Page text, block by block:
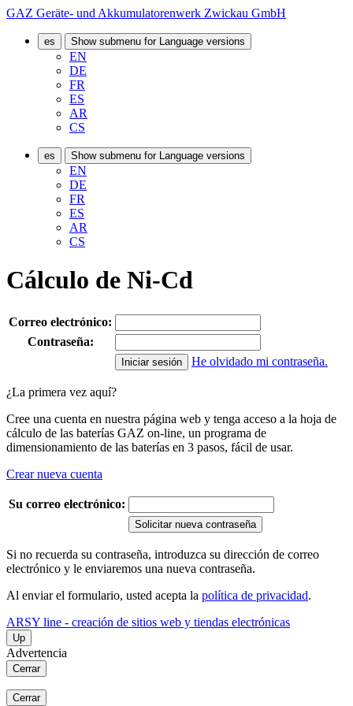
GAZ Geräte- und Akkumulatorenwerk Zwickau GmbH
es Show submenu for Language versions
EN
DE
FR
ES
AR
CS
es Show submenu for Language versions
EN
DE
FR
ES
AR
CS
Cálculo de Ni-Cd
Correo electrónico:
Contraseña:
He olvidado mi contraseña.
¿La primera vez aquí?
Cree una cuenta en nuestra página web y tenga acceso a la hoja de
cálculo de las baterías GAZ on-line, un programa de
dimensionamiento de las baterías en 3 pasos, fácil de usar.
Crear nueva cuenta
Su correo electrónico:
Solicitar nueva contraseña
Si no recuerda su contraseña, introduzca su dirección de correo
electrónico y le enviaremos una nueva contraseña.
Al enviar el formulario, usted acepta la política de privacidad.
ARSY line - creación de sitios web y tiendas electrónicas
Up
Advertencia
Cerrar
Cerrar